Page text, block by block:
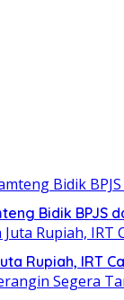
Bidik BPJS
Rupiah, IRT